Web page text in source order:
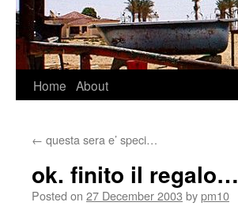
Skip
content
Home About
← questa sera e’ speci…
ok. finito il regalo…
Posted on 27 December 2003 bypm10